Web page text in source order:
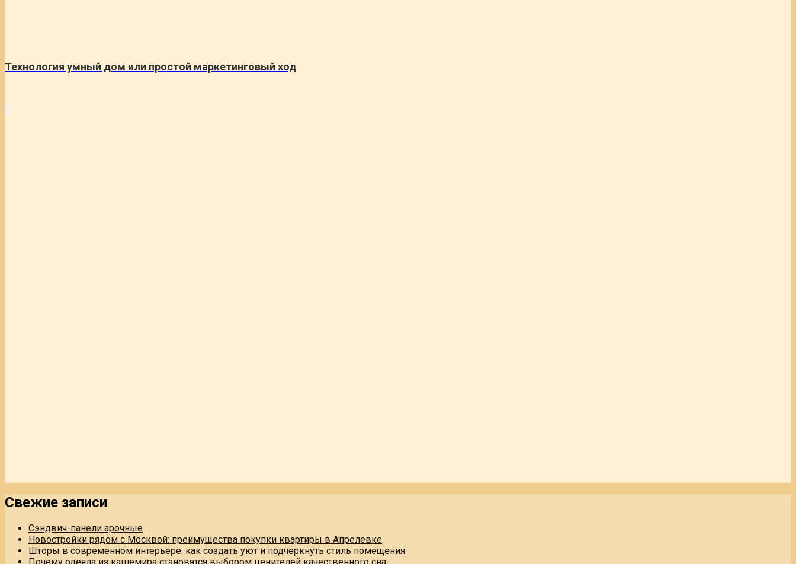
Технология умный дом или простой маркетинговый ход
Свежие записи
Сэндвич-панели арочные
Новостройки рядом с Москвой: преимущества покупки квартиры в Апрелевке
Шторы в современном интерьере: как создать уют и подчеркнуть стиль помещения